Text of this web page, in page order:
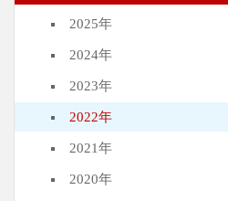
2025年
2024年
2023年
2022年
2021年
2020年